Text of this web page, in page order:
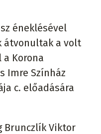
éneklésével
átvonultak a volt
Korona
Imre Színház
c. előadására
Brunczlík Viktor